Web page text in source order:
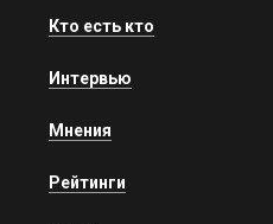
Кто есть кто
Интервью
Мнения
Рейтинги